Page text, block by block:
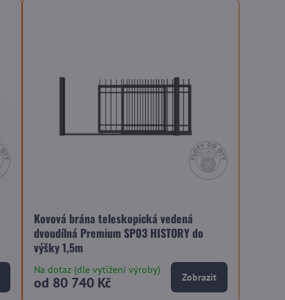
Kovová brána teleskopická vedená
dvoudílná Premium SP03 HISTORY do
výšky 1,5m
Na dotaz (dle vytížení výroby)
od 80 740 Kč Zobrazit